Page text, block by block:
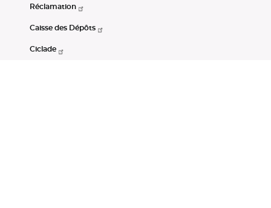
Réclamation
Caisse des Dépôts
Ciclade